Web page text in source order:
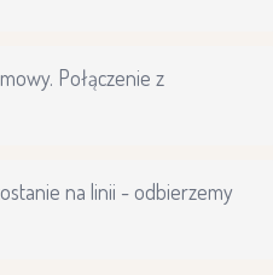
Połączenie z
na linii - odbierzemy